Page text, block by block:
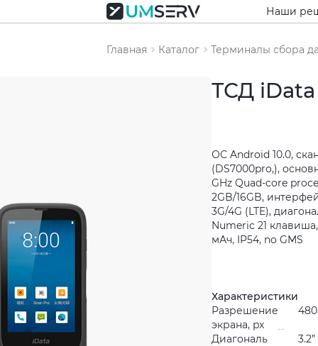
Наши
Главная Каталог Терминалы сбора
ТСД iData
ОС Android 10.0,
(DS7000pro,),
GHz Quad-core
2GB/16GB,
3G/4G (LTE),
Numeric 21
мАч, IP54, no GMS
Характеристики
Разрешение
экрана, px
Диагональ
3.2”